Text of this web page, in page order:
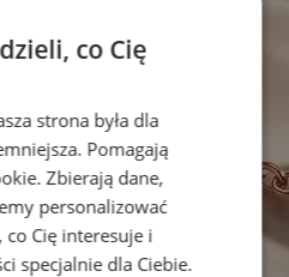
co Cię
strona była dla
Pomagają
Zbierają dane,
personalizować
Cię interesuje i
specjalnie dla Ciebie.